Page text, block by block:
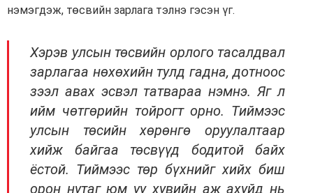
нэмэгдэж, төсвийн зарлага тэлнэ гэсэн үг.
Хэрэв улсын төсвийн орлого тасалдвал
зарлагаа нөхөхийн тулд гадна, дотноос
зээл авах эсвэл татвараа нэмнэ. Яг л
ийм чөтгөрийн тойрогт орно. Тиймээс
улсын төсийн хөрөнгө оруулалтаар
хийж байгаа төсвүүд бодитой байх
ёстой. Тиймээс төр бүхнийг хийх биш
орон нутаг юм уу хувийн аж ахуйд нь